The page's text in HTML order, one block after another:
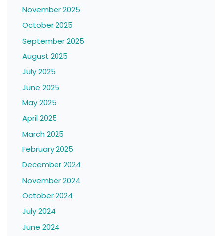
November 2025
October 2025
September 2025
August 2025
July 2025
June 2025
May 2025
April 2025
March 2025
February 2025
December 2024
November 2024
October 2024
July 2024
June 2024